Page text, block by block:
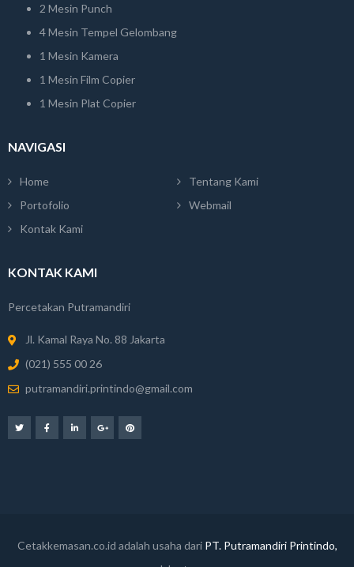
2 Mesin Punch
4 Mesin Tempel Gelombang
1 Mesin Kamera
1 Mesin Film Copier
1 Mesin Plat Copier
NAVIGASI
Home
Tentang Kami
Portofolio
Webmail
Kontak Kami
KONTAK KAMI
Percetakan Putramandiri
Jl. Kamal Raya No. 88 Jakarta
(021) 555 00 26
putramandiri.printindo@gmail.com
Cetakkemasan.co.id adalah usaha dari PT. Putramandiri Printindo,